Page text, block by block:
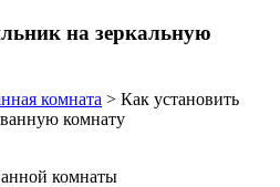
на зеркальную
комната > Как установить
комнату